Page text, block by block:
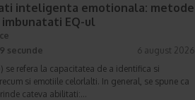
inteligenta emotionala: metode
EQ-ul
secunde
6 august 2026
se refera la capacitatea de a identifica si
si emotiile celorlalti. In general, se spune ca
cateva abilitati:…